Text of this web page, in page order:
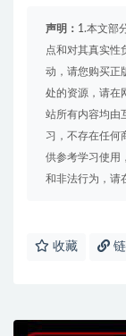
声明： 1.本文部
点和对其真实性
动，请您购买正
处的资源，请在
站所有内容均由
习，不存在任何
供参考学习使用
和非法行为，请
收藏